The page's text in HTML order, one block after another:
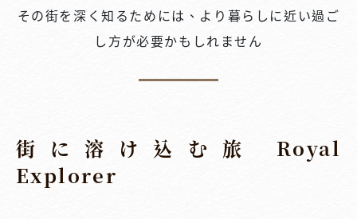
その街を深く知るためには、より暮らしに近い過ご
し方が必要かもしれません
街に溶け込む旅 Royal
Explorer